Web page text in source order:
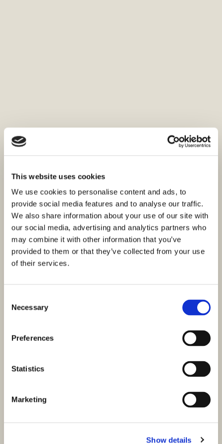
This website uses cookies
We use cookies to personalise content and ads, to
provide social media features and to analyse our traffic.
We also share information about your use of our site with
our social media, advertising and analytics partners who
may combine it with other information that you’ve
provided to them or that they’ve collected from your use
of their services.
Selection
Necessary
Preferences
Statistics
Marketing
Show details